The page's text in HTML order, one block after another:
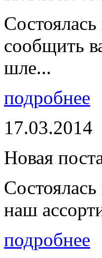
сообщить
шле...
подробнее
17.03.2014
Новая
наш
подробнее